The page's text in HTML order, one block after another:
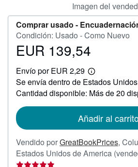
Imagen del
Comprar usado -
Condición: Usado - Como Nuevo
Precio
139,54
EUR 139,54
Envío por EUR 2,29
Más
información
sobre
las
envío
Se envía dentro de Estados
Cantidad disponible: Más de 20
Añadir al
Vendido porGreatBookPrices,
Estados Unidos de America